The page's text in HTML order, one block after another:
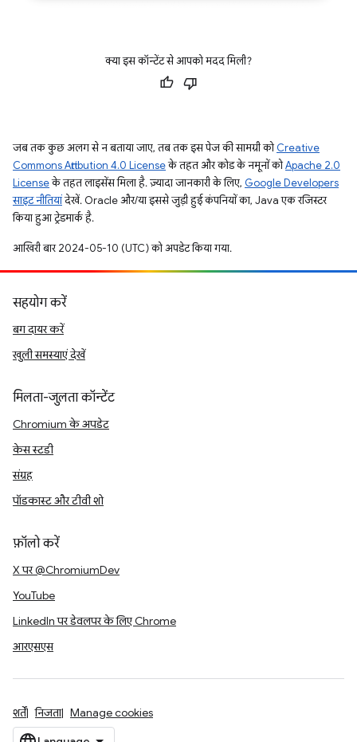
क्या इस कॉन्टेंट से आपको मदद मिली?
जब तक कुछ अलग से न बताया जाए, तब तक इस पेज की सामग्री कोCreative
Commons Attribution 4.0 Licenseके तहत और कोड के नमूनों कोApache 2.0
Licenseके तहत लाइसेंस मिला है. ज़्यादा जानकारी के लिए, Google Developers
साइट नीतियांदेखें. Oracle और/या इससे जुड़ी हुई कंपनियों का, Java एक रजिस्टर
किया हुआ ट्रेडमार्क है.
आखिरी बार 2024-05-10 (UTC) को अपडेट किया गया.
सहयोग करें
बग दायर करें
खुली समस्याएं देखें
मिलता-जुलता कॉन्टेंट
Chromium के अपडेट
केस स्टडी
संग्रह
पॉडकास्ट और टीवी शो
फ़ॉलो करें
X पर @ChromiumDev
YouTube
LinkedIn पर डेवलपर के लिए Chrome
आरएसएस
शर्तें निजता Manage cookies